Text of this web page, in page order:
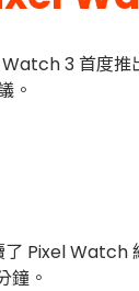
3 首度
。
Watch
鐘。